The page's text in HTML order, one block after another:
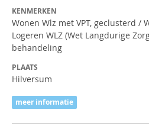
KENMERKEN
Wonen Wlz met VPT, geclusterd /
Logeren WLZ (Wet Langdurige
behandeling
PLAATS
Hilversum
meer informatie